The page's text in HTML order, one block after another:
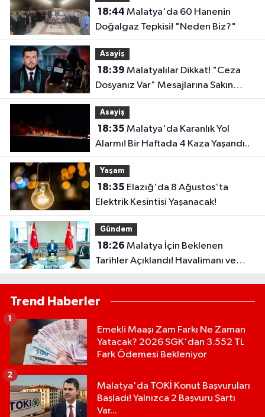
18:44
Doğalgaz Tepkisi! "Neden Biz?"
Asayiş
18:39
Dosyanız Var" Mesajlarına Sakın
Kanmayın
Asayiş
18:35
Alarmı! Bir Haftada 4 Kaza Yaşandı..
Yaşam
18:35
Elektrik Kesintisi Yaşanacak!
Gündem
18:26
Tarihler Açıklandı! Havalimanı ve
Çevre Yolu Açılıyor..
Trend Haberler
Emekli Maaşı Zam Farkı Ne Zaman
Yatacak? 2026 SGK'dan 3.552 TL
Fark Ödemesi Bekleniyor
1
Malatya'da TOKİ Konut Başvuruları
Başladı! Yalnızca 2 Başvuru Şartı
Var...
2